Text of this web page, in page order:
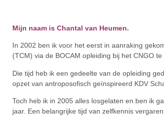
Mijn naam is Chantal van Heumen.
In 2002 ben ik voor het eerst in aanraking
(TCM) via de BOCAM opleiding bij het CNGO te
Die tijd heb ik een gedeelte van de opleiding
opzet van antroposofisch geïnspireerd KDV
Toch heb ik in 2005 alles losgelaten en ben ik
jaar. Een belangrijke tijd van zelfkennis